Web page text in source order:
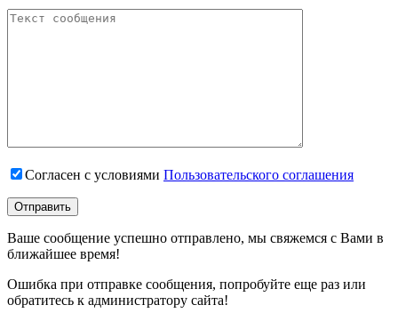
Согласен с условиями Пользовательского соглашения
Ваше сообщение успешно отправлено, мы свяжемся с Вами в
ближайшее время!
Ошибка при отправке сообщения, попробуйте еще раз или
обратитесь к администратору сайта!